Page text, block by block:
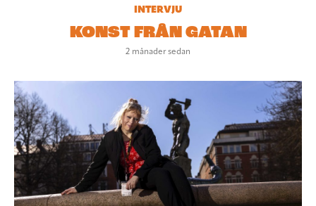
INTERVJU
KONST FRÅN GATAN
2 månader sedan